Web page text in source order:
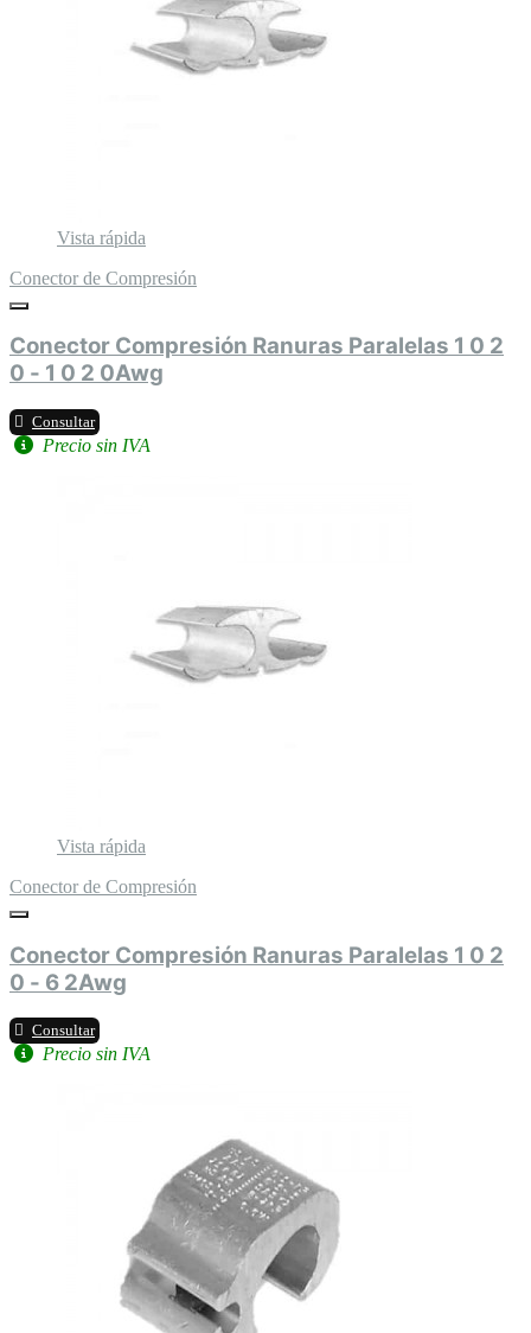
Vista rápida
Conector de Compresión
Conector Compresión Ranuras Paralelas 1 0 2
0 - 1 0 2 0Awg
Consultar
Precio sin IVA
Vista rápida
Conector de Compresión
Conector Compresión Ranuras Paralelas 1 0 2
0 - 6 2Awg
Consultar
Precio sin IVA